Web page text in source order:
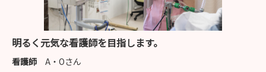
終末期の支援
多職種で語る倫理カンファレンス
病室での小さな声に気づく力や言葉がけ
★体験を通して学ぶ倫理を重視しています
明るく元気な看護師を目指します。
看護師 A・Oさん